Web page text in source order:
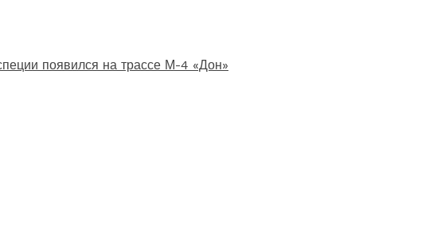
появился на трассе М-4 «Дон»